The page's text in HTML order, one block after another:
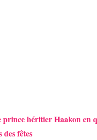
prince héritier Haakon en
fêtes